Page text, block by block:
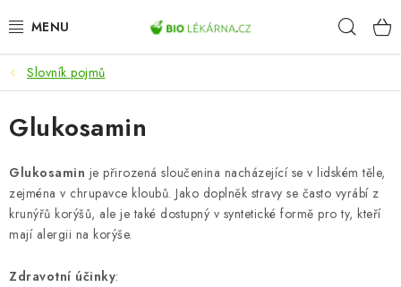
na
AKCE
DOPLŇKY STRAVY
PŘÍRODNÍ KOSMETIKA
SPORT
Slovník pojmů
Glukosamin
Glukosamin je přirozená sloučenina nacházející se v lidském těle,
zejména v chrupavce kloubů. Jako doplněk stravy se často vyrábí z
krunýřů korýšů, ale je také dostupný v syntetické formě pro ty, kteří
mají alergii na korýše.
Zdravotní účinky: